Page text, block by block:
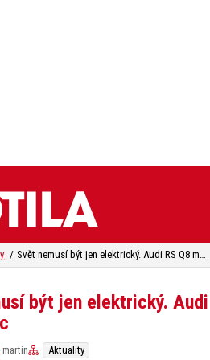
Svět nemusí být jen elektrický. Audi RS Q8 má poctivý benzinový osmiválec
být jen elektrický.
martin Aktuality